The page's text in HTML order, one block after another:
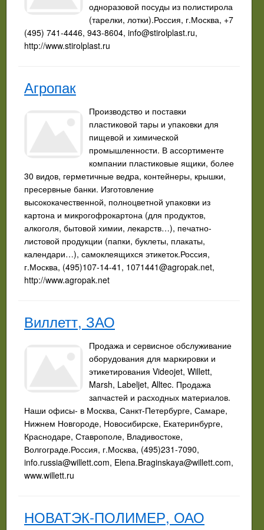
одноразовой посуды из полистирола
(тарелки, лотки).Россия, г.Москва, +7
(495) 741-4446, 943-8604, info@stirolplast.ru,
http://www.stirolplast.ru
Агропак
Производство и поставки
пластиковой тары и упаковки для
пищевой и химической
промышленности. В ассортименте
компании пластиковые ящики, более
30 видов, герметичные ведра, контейнеры, крышки,
пресервные банки. Изготовление
высококачественной, полноцветной упаковки из
картона и микрогофрокартона (для продуктов,
алкоголя, бытовой химии, лекарств…), печатно-
листовой продукции (папки, буклеты, плакаты,
календари…), самоклеящихся этикеток.Россия,
г.Москва, (495)107-14-41, 1071441@agropak.net,
http://www.agropak.net
Виллетт, ЗАО
Продажа и сервисное обслуживание
оборудования для маркировки и
этикетирования Videojet, Willett,
Marsh, Labeljet, Alltec. Продажа
запчастей и расходных материалов.
Наши офисы- в Москва, Санкт-Петербурге, Самаре,
Нижнем Новгороде, Новосибирске, Екатеринбурге,
Краснодаре, Ставрополе, Владивостоке,
Волгограде.Россия, г.Москва, (495)231-7090,
info.russia@willett.com, Elena.Braginskaya@willett.com,
www.willett.ru
НОВАТЭК-ПОЛИМЕР, ОАО